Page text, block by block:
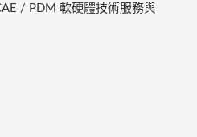
/ PDM 軟硬體技術服務與